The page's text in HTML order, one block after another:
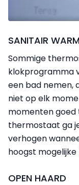
SANITAIR
Sommige
klokprogramma
een bad nemen,
niet op elk
momenten
thermostaat ga
verhogen
hoogst mogelijke
OPEN HAARD